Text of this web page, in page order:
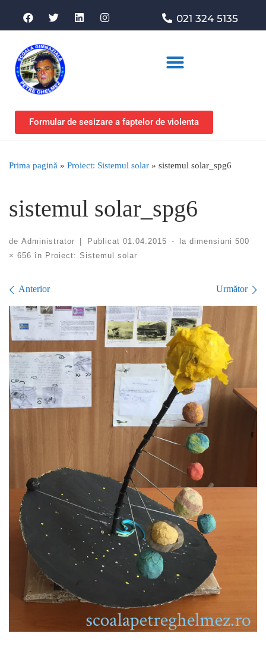
021 324 5135
Formular de sesizare a faptelor de violenta
Prima pagină » Proiect: Sistemul solar » sistemul solar_spg6
sistemul solar_spg6
de Administrator | Publicat 01.04.2015 - la dimensiuni 500
× 656 în Proiect: Sistemul solar
Navigare în imagini
Anterior Următor